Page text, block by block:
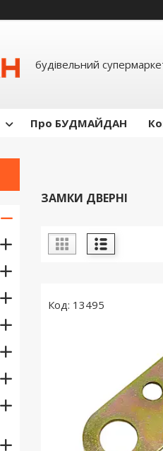
будівельний
Про БУДМАЙДАН
ЗАМКИ ДВЕРНІ
13495